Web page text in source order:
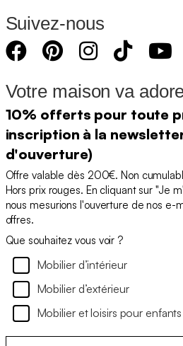
Suivez-nous
Votre maison va
10% offerts pour toute
inscription à la
d'ouverture)
Offre valable dès 200€. Non
Hors prix rouges. En cliquant sur "Je
nous mesurions l'ouverture de nos e-
offres.
Que souhaitez vous voir ?
Mobilier d’intérieur
Mobilier d’extérieur
Mobilier et loisirs pour enfants